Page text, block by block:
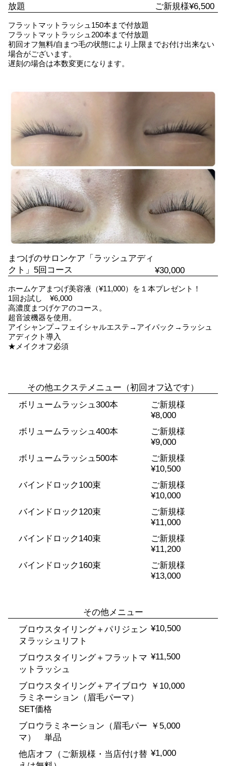
放題
ご新規様¥6,500
フラットマットラッシュ150本まで付放題
フラットマットラッシュ200本まで付放題
初回オフ無料/自まつ毛の状態により上限までお付け出来ない
場合がございます。
遅刻の場合は本数変更になります。
まつげのサロンケア「ラッシュアディ
クト」5回コース
¥30,000
ホームケアまつげ美容液（¥11,000）を１本プレゼント！
1回お試し ¥6,000
高濃度まつげケアのコース。
超音波機器を使用。
アイシャンプ→フェイシャルエステ→アイパック→ラッシュ
アディクト導入
★メイクオフ必須
その他エクステメニュー（初回オフ込です）
ボリュームラッシュ300本
ご新規様
¥8,000
ボリュームラッシュ400本
ご新規様
¥9,000
ボリュームラッシュ500本
ご新規様
¥10,500
バインドロック100束
ご新規様
¥10,000
バインドロック120束
ご新規様
¥11,000
バインドロック140束
ご新規様
¥11,200
バインドロック160束
ご新規様
¥13,000
その他メニュー
ブロウスタイリング＋パリジェン
ヌラッシュリフト
¥10,500
ブロウスタイリング＋フラットマ
ットラッシュ
¥11,500
ブロウスタイリング＋アイブロウ
ラミネーション（眉毛パーマ）
SET価格
￥10,000
ブロウラミネーション（眉毛パー
マ） 単品
￥5,000
他店オフ（ご新規様・当店付け替 ¥1,000